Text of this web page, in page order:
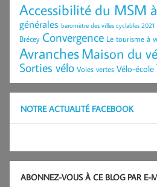
Accessibilité du MSM
générales baromètre des villes cyclables 2021
Brécey Convergence Le tourisme à
AvranchesMaison du
Sorties vélo Voies vertes Vélo-école
NOTRE ACTUALITÉ FACEBOOK
ABONNEZ-VOUS À CE BLOG PAR E-